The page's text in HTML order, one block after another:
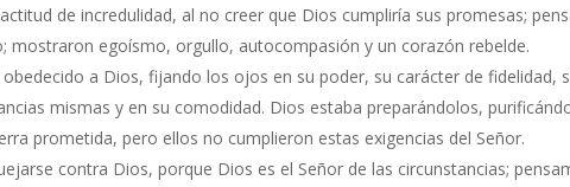
de incredulidad, al no creer que Dios cumpliría sus promesas;
mostraron egoísmo, orgullo, autocompasión y un corazón rebelde.
a Dios, fijando los ojos en su poder, su carácter de fidelidad,
mismas y en su comodidad. Dios estaba preparándolos,
prometida, pero ellos no cumplieron estas exigencias del Señor.
contra Dios, porque Dios es el Señor de las circunstancias;